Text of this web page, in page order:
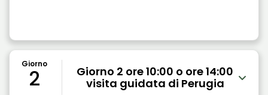
Giorno
2
Giorno 2 ore 10:00 o ore 14:00
visita guidata di Perugia